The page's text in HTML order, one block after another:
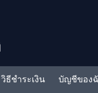
วิธีชำระเงิน บัญชีของ